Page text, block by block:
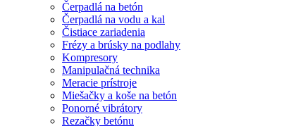
Čerpadlá na betón
Čerpadlá na vodu a kal
Čistiace zariadenia
Frézy a brúsky na podlahy
Kompresory
Manipulačná technika
Meracie prístroje
Miešačky a koše na betón
Ponorné vibrátory
Rezačky betónu